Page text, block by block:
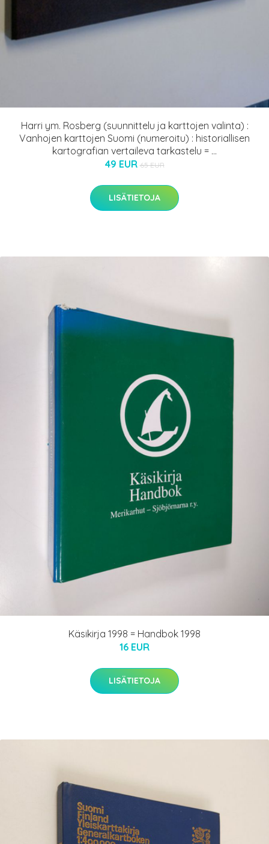
Harri ym. Rosberg (suunnittelu ja karttojen valinta) :
Vanhojen karttojen Suomi (numeroitu) : historiallisen
kartografian vertaileva tarkastelu = ...
49 EUR 65 EUR
LISÄTIETOJA
Käsikirja 1998 = Handbok 1998
16 EUR
LISÄTIETOJA